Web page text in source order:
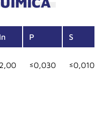
P S
≤0,030 ≤0,010